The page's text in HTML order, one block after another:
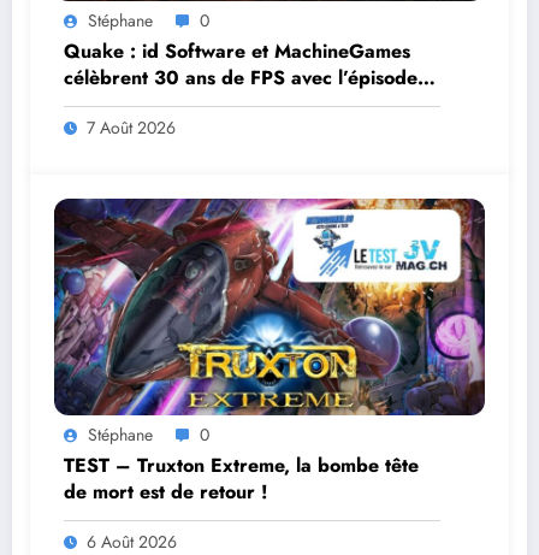
Stéphane 0
Quake : id Software et MachineGames
célèbrent 30 ans de FPS avec l’épisode
gratuit Dawn of the Machine
7 Août 2026
Stéphane 0
TEST – Truxton Extreme, la bombe tête
de mort est de retour !
6 Août 2026